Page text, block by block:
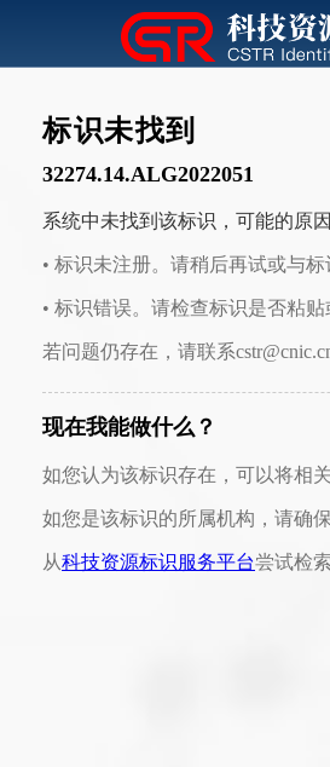
标识未找到
32274.14.ALG2022051
系统中未找到该标识，可能的原因
• 标识未注册。请稍后再试或与标
• 标识错误。请检查标识是否粘贴
若问题仍存在，请联系
现在我能做什么？
如您认为该标识存在，可以将相
如您是该标识的所属机构，请确
从科技资源标识服务平台尝试检索